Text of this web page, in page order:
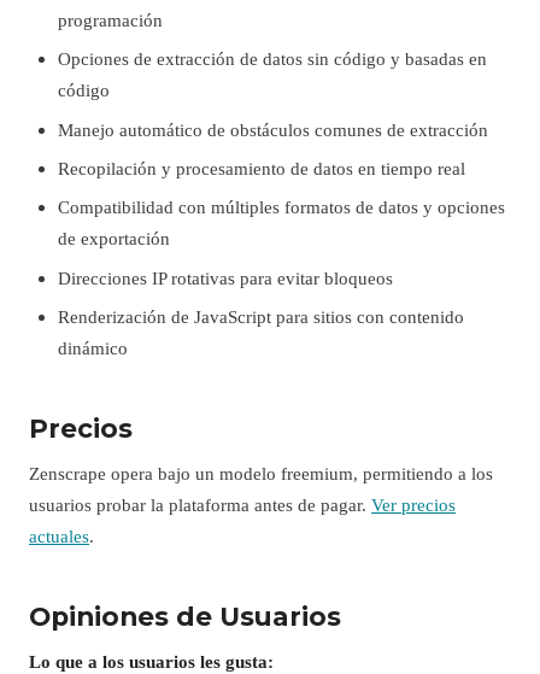
programación
Opciones de extracción de datos sin código y basadas en
código
Manejo automático de obstáculos comunes de extracción
Recopilación y procesamiento de datos en tiempo real
Compatibilidad con múltiples formatos de datos y opciones
de exportación
Direcciones IP rotativas para evitar bloqueos
Renderización de JavaScript para sitios con contenido
dinámico
Precios
Zenscrape opera bajo un modelo freemium, permitiendo a los
usuarios probar la plataforma antes de pagar. Ver precios
actuales.
Opiniones de Usuarios
Lo que a los usuarios les gusta: